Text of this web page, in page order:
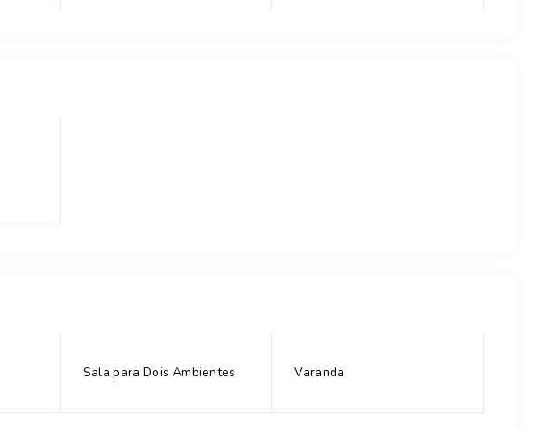
Sala para Dois Ambientes Varanda